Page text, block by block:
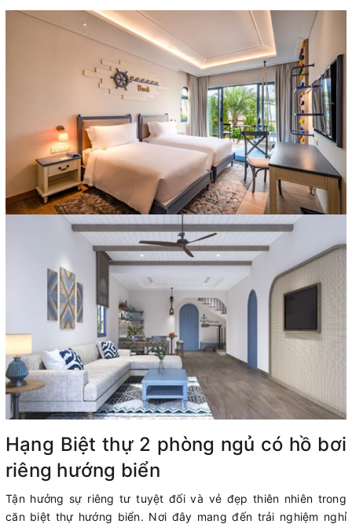
Hạng Biệt thự 2 phòng ngủ có hồ bơi
riêng hướng biển
Tận hưởng sự riêng tư tuyệt đối và vẻ đẹp thiên nhiên trong
căn biệt thự hướng biển. Nơi đây mang đến trải nghiệm nghỉ